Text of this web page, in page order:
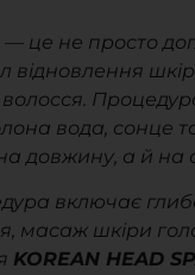
— це не просто
відновлення
вода, сонце
довжину, а й на
включає
масаж шкіри
KOREAN HEAD